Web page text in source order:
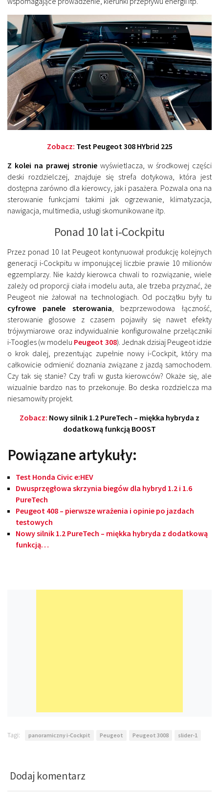
Zobacz: Test Peugeot 308 HYbrid 225
Z kolei na prawej stronie wyświetlacza, w środkowej części
deski rozdzielczej, znajduje się strefa dotykowa, która jest
dostępna zarówno dla kierowcy, jak i pasażera. Pozwala ona na
sterowanie funkcjami takimi jak ogrzewanie, klimatyzacja,
nawigacja, multimedia, usługi skomunikowane itp.
Ponad 10 lat i-Cockpitu
Przez ponad 10 lat Peugeot kontynuował produkcję kolejnych
generacji i-Cockpitu w imponującej liczbie prawie 10 milionów
egzemplarzy. Nie każdy kierowca chwali to rozwiązanie, wiele
zależy od proporcji ciała i modelu auta, ale trzeba przyznać, że
Peugeot nie żałował na technologiach. Od początku były tu
cyfrowe panele sterowania , bezprzewodowa łączność,
sterowanie głosowe z czasem pojawiły się nawet efekty
trójwymiarowe oraz indywidualnie konfigurowalne przełączniki
i-Toogles (w modelu Peugeot 308). Jednak dzisiaj Peugeot idzie
o krok dalej, prezentując zupełnie nowy i-Cockpit, który ma
całkowicie odmienić doznania związane z jazdą samochodem.
Czy tak się stanie? Czy trafi w gusta kierowców? Okaże się, ale
wizualnie bardzo nas to przekonuje. Bo deska rozdzielcza ma
niesamowity projekt.
Zobacz: Nowy silnik 1.2 PureTech – miękka hybryda z
dodatkową funkcją BOOST
Powiązane artykuły:
Test Honda Civic e:HEV
Dwusprzęgłowa skrzynia biegów dla hybryd 1.2 i 1.6
PureTech
Peugeot 408 – pierwsze wrażenia i opinie po jazdach
testowych
Nowy silnik 1.2 PureTech – miękka hybryda z dodatkową
funkcją…
Tagi: panoramiczny i-Cockpit Peugeot Peugeot 3008 slider-1
Dodaj komentarz